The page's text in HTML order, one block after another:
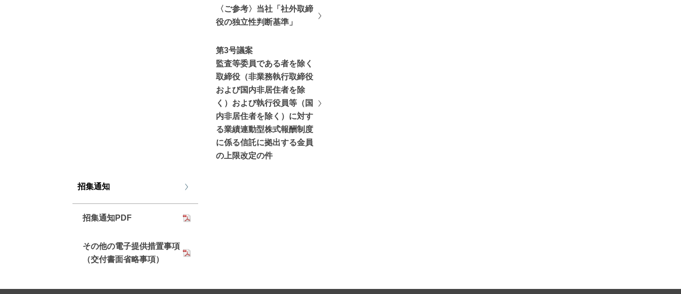
〈ご参考〉当社「社外取締
役の独立性判断基準」
第3号議案
監査等委員である者を除く
取締役（非業務執行取締役
および国内非居住者を除
く）および執行役員等（国
内非居住者を除く）に対す
る業績連動型株式報酬制度
に係る信託に拠出する金員
の上限改定の件
招集通知
招集通知PDF
その他の電子提供措置事項
（交付書面省略事項）